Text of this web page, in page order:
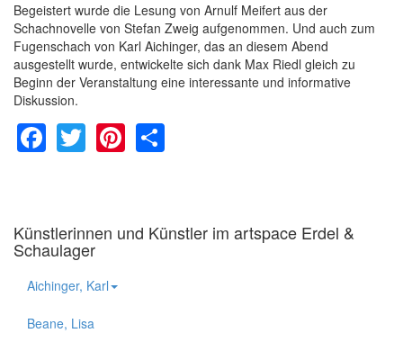
Begeistert wurde die Lesung von Arnulf Meifert aus der
Schachnovelle von Stefan Zweig aufgenommen. Und auch zum
Fugenschach von Karl Aichinger, das an diesem Abend
ausgestellt wurde, entwickelte sich dank Max Riedl gleich zu
Beginn der Veranstaltung eine interessante und informative
Diskussion.
Facebook
TwitterPinterest
Künstlerinnen und Künstler im artspace Erdel &
Schaulager
Aichinger, Karl
Beane, Lisa